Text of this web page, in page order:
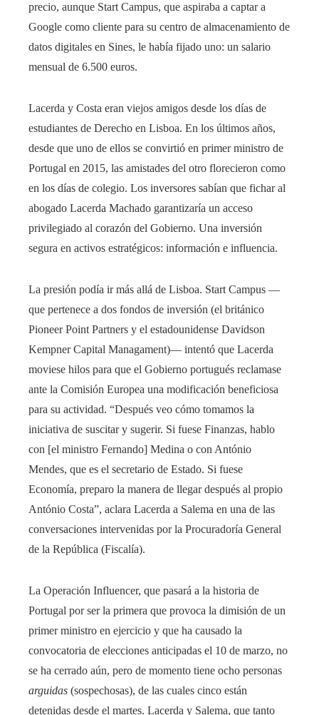
precio, aunque Start Campus, que aspiraba a captar a
Google como cliente para su centro de almacenamiento de
datos digitales en Sines, le había fijado uno: un salario
mensual de 6.500 euros.
Lacerda y Costa eran viejos amigos desde los días de
estudiantes de Derecho en Lisboa. En los últimos años,
desde que uno de ellos se convirtió en primer ministro de
Portugal en 2015, las amistades del otro florecieron como
en los días de colegio. Los inversores sabían que fichar al
abogado Lacerda Machado garantizaría un acceso
privilegiado al corazón del Gobierno. Una inversión
segura en activos estratégicos: información e influencia.
La presión podía ir más allá de Lisboa. Start Campus —
que pertenece a dos fondos de inversión (el británico
Pioneer Point Partners y el estadounidense Davidson
Kempner Capital Managament)— intentó que Lacerda
moviese hilos para que el Gobierno portugués reclamase
ante la Comisión Europea una modificación beneficiosa
para su actividad. “Después veo cómo tomamos la
iniciativa de suscitar y sugerir. Si fuese Finanzas, hablo
con [el ministro Fernando] Medina o con António
Mendes, que es el secretario de Estado. Si fuese
Economía, preparo la manera de llegar después al propio
António Costa”, aclara Lacerda a Salema en una de las
conversaciones intervenidas por la Procuradoría General
de la República (Fiscalía).
La Operación Influencer, que pasará a la historia de
Portugal por ser la primera que provoca la dimisión de un
primer ministro en ejercicio y que ha causado la
convocatoria de elecciones anticipadas el 10 de marzo, no
se ha cerrado aún, pero de momento tiene ocho personas
arguidas (sospechosas), de las cuales cinco están
detenidas desde el martes. Lacerda y Salema, que tanto